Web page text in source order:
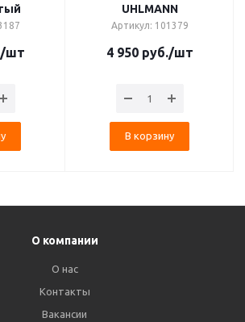
/шт
UHLMANN
Артикул: 101379
4 950руб./шт
В корзину
О компании
О нас
Контакты
Вакансии